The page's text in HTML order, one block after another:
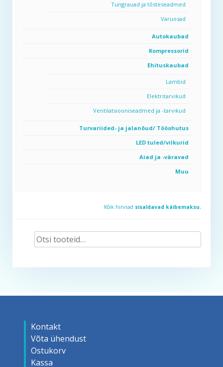
Tungrauad ja tõsteseadmed
Varuosad
Autokaubad
Kompressorid
Ehituskaubad
Lambid
Elektritarvikud
Ventilatsiooniseadmed ja -tarvikud
Turvariided- ja jalanõud/ Tööohutus
LED tuled/vilkurid
Aiad ja -väravad
Muu
Kõik hinnad sisaldavad käibemaksu.
Kontakt
Võta ühendust
Ostukorv
Kassa